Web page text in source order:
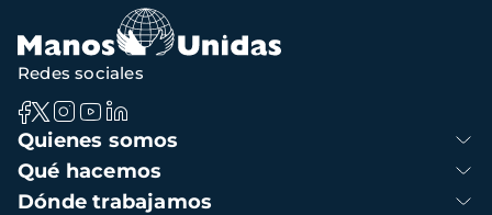
Navegación
principal
Quienes somos
Qué hacemos
Dónde trabajamos
Redes sociales